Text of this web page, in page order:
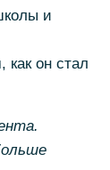
и
как он стал